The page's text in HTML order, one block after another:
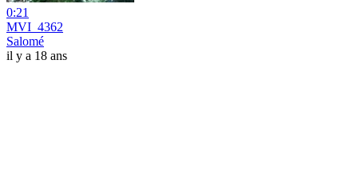
0:21
MVI_4362
Salomé
il y a 18 ans